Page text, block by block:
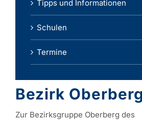
Bezirk Oberberg
Zur Bezirksgruppe Oberberg des
Tipps und Informationen
Schulen
Termine